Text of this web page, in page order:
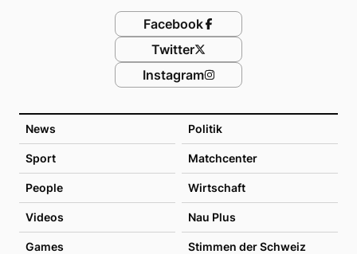
News Politik
Sport Matchcenter
People Wirtschaft
Videos Nau Plus
Games Stimmen der Schweiz
Facebook
Twitter
Instagram